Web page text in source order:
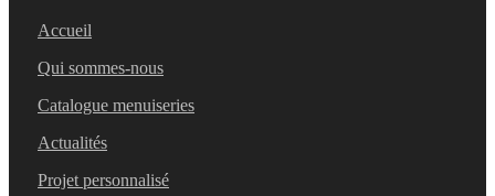
Accueil
Qui sommes-nous
Catalogue menuiseries
Actualités
Projet personnalisé